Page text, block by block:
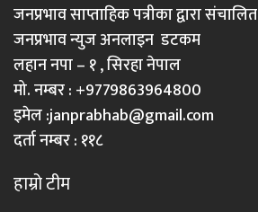
जनप्रभाव साप्ताहिक पत्रीका द्वारा संचालित
जनप्रभाव न्युज अनलाइन डटकम
लहान नपा – १ , सिरहा नेपाल
मो. नम्बर : +9779863964800
इमेल :janprabhab@gmail.com
दर्ता नम्बर : ११८
हाम्रो टीम